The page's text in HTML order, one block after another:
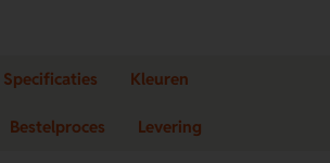
Specificaties Kleuren
Bestelproces Levering